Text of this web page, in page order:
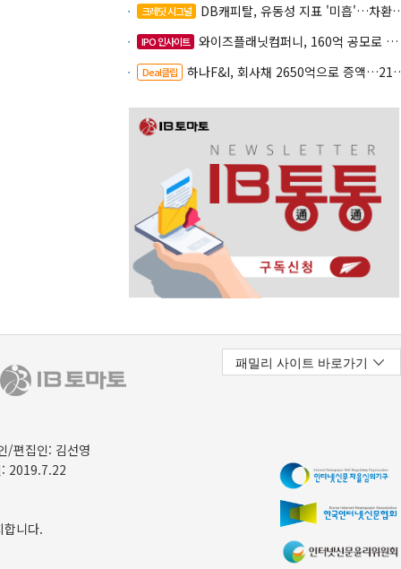
크레딧 시그널 DB캐피탈, 유동성 지표 '미흡'…차환 부담 커진다
IPO 인사이트 와이즈플래닛컴퍼니, 160억 공모로 글로벌 확장
Deal클립 하나F&I, 회사채 2650억으로 증액…2150억은 차환
/편집인: 김선영
2019.7.22
니다.